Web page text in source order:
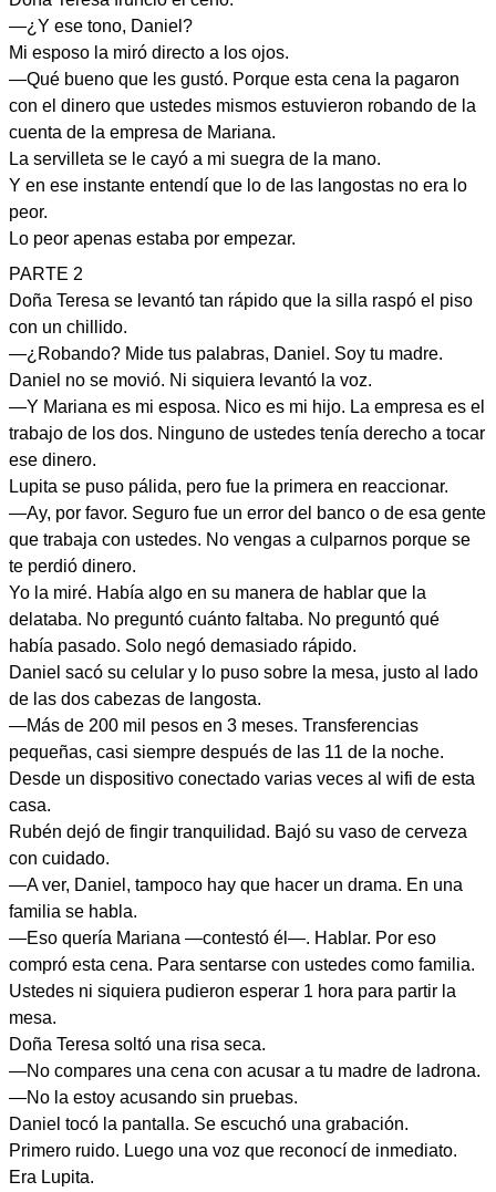
—¿Y ese tono, Daniel?
Mi esposo la miró directo a los ojos.
—Qué bueno que les gustó. Porque esta cena la pagaron
con el dinero que ustedes mismos estuvieron robando de la
cuenta de la empresa de Mariana.
La servilleta se le cayó a mi suegra de la mano.
Y en ese instante entendí que lo de las langostas no era lo
peor.
Lo peor apenas estaba por empezar.
PARTE 2
Doña Teresa se levantó tan rápido que la silla raspó el piso
con un chillido.
—¿Robando? Mide tus palabras, Daniel. Soy tu madre.
Daniel no se movió. Ni siquiera levantó la voz.
—Y Mariana es mi esposa. Nico es mi hijo. La empresa es el
trabajo de los dos. Ninguno de ustedes tenía derecho a tocar
ese dinero.
Lupita se puso pálida, pero fue la primera en reaccionar.
—Ay, por favor. Seguro fue un error del banco o de esa gente
que trabaja con ustedes. No vengas a culparnos porque se
te perdió dinero.
Yo la miré. Había algo en su manera de hablar que la
delataba. No preguntó cuánto faltaba. No preguntó qué
había pasado. Solo negó demasiado rápido.
Daniel sacó su celular y lo puso sobre la mesa, justo al lado
de las dos cabezas de langosta.
—Más de 200 mil pesos en 3 meses. Transferencias
pequeñas, casi siempre después de las 11 de la noche.
Desde un dispositivo conectado varias veces al wifi de esta
casa.
Rubén dejó de fingir tranquilidad. Bajó su vaso de cerveza
con cuidado.
—A ver, Daniel, tampoco hay que hacer un drama. En una
familia se habla.
—Eso quería Mariana —contestó él—. Hablar. Por eso
compró esta cena. Para sentarse con ustedes como familia.
Ustedes ni siquiera pudieron esperar 1 hora para partir la
mesa.
Doña Teresa soltó una risa seca.
—No compares una cena con acusar a tu madre de ladrona.
—No la estoy acusando sin pruebas.
Daniel tocó la pantalla. Se escuchó una grabación.
Primero ruido. Luego una voz que reconocí de inmediato.
Era Lupita.